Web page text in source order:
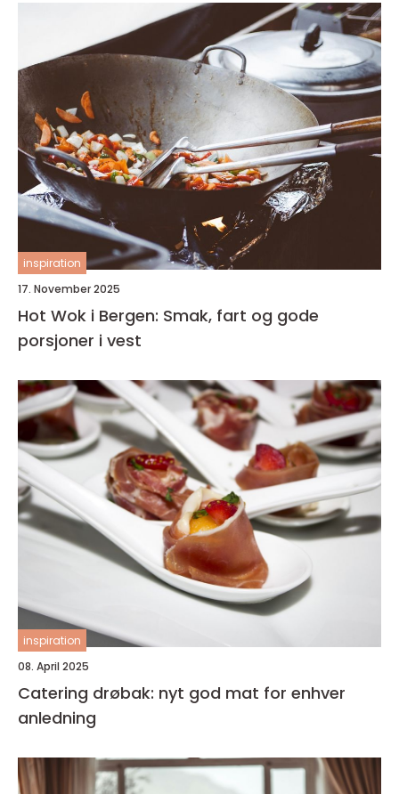
inspiration
17. November 2025
Hot Wok i Bergen: Smak, fart og gode
porsjoner i vest
inspiration
08. April 2025
Catering drøbak: nyt god mat for enhver
anledning